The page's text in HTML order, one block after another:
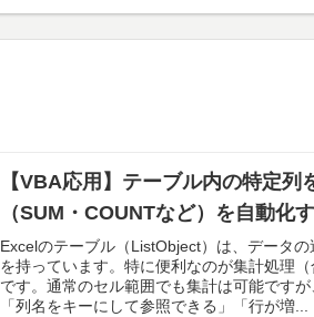
【VBA応用】テーブル内の特定列
（SUM・COUNTなど）を自動化
Excelのテーブル（ListObject）は、データ
を持っています。特に便利なのが集計処理（
です。通常のセル範囲でも集計は可能です
「列名をキーにして参照できる」「行が増...